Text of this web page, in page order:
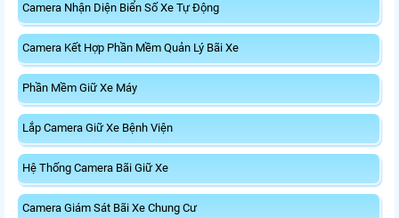
Camera Nhận Diện Biển Số Xe Tự Động
Camera Kết Hợp Phần Mềm Quản Lý Bãi Xe
Phần Mềm Giữ Xe Máy
Lắp Camera Giữ Xe Bệnh Viện
Hệ Thống Camera Bãi Giữ Xe
Camera Giám Sát Bãi Xe Chung Cư